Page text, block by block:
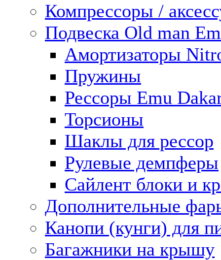
Компрессоры /
Подвеска Old man
Амортизаторы
Пружины
Рессоры Emu
Торсионы
Шаклы для рессор
Рулевые демпферы
Сайлент блоки и
Дополнительные
Канопи (кунги) для
Багажники на крышу